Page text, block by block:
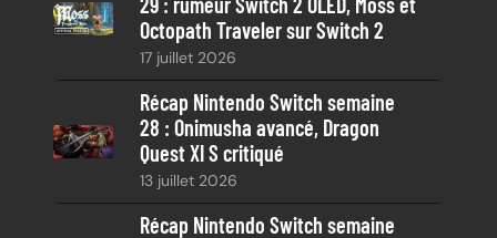
Octopath Traveler sur Switch 2
17 juillet 2026
Récap Nintendo Switch semaine
28 : Onimusha avancé, Dragon
Quest XI S critiqué
13 juillet 2026
Récap Nintendo Switch semaine